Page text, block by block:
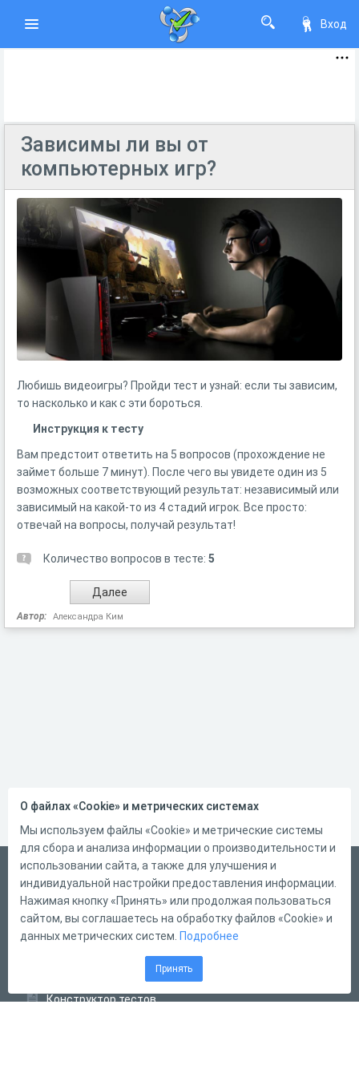
Вход
Зависимы ли вы от
компьютерных игр?
Любишь видеоигры? Пройди тест и узнай: если ты зависим,
то насколько и как с эти бороться.
Инструкция к тесту
Вам предстоит ответить на 5 вопросов (прохождение не
займет больше 7 минут). После чего вы увидете один из 5
возможных соответствующий результат: независимый или
зависимый на какой-то из 4 стадий игрок. Все просто:
отвечай на вопросы, получай результат!
Количество вопросов в тесте: 5
Автор: Александра Ким
Русский
Справка
Форма обратной связи
Конструктор тестов
О файлах «Cookie» и метрических системах
Мы используем файлы «Cookie» и метрические системы
для сбора и анализа информации о производительности и
использовании сайта, а также для улучшения и
индивидуальной настройки предоставления информации.
Нажимая кнопку «Принять» или продолжая пользоваться
сайтом, вы соглашаетесь на обработку файлов «Cookie» и
данных метрических систем. Подробнее
Принять